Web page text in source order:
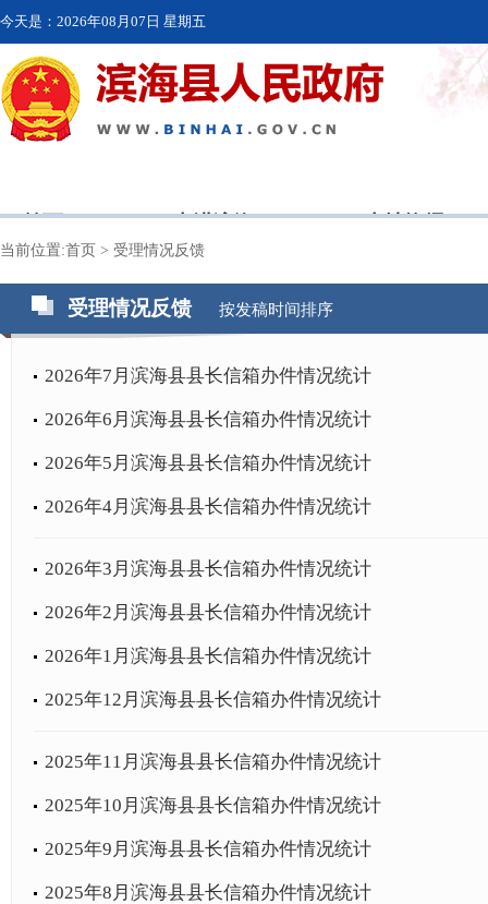
今天是： 2026年08月07日 星期五
首页 走进滨海 本地资讯
当前位置:首页 > 受理情况反馈
受理情况反馈 按发稿时间排序
2026年7月滨海县县长信箱办件情况统计
2026年6月滨海县县长信箱办件情况统计
2026年5月滨海县县长信箱办件情况统计
2026年4月滨海县县长信箱办件情况统计
2026年3月滨海县县长信箱办件情况统计
2026年2月滨海县县长信箱办件情况统计
2026年1月滨海县县长信箱办件情况统计
2025年12月滨海县县长信箱办件情况统计
2025年11月滨海县县长信箱办件情况统计
2025年10月滨海县县长信箱办件情况统计
2025年9月滨海县县长信箱办件情况统计
2025年8月滨海县县长信箱办件情况统计